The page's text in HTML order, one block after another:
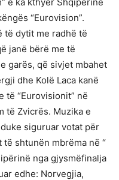
“Eurovision”.
të dytit me radhë të
janë bërë me të
garës, që sivjet mbahet
dhe Kolë Laca kanë
të “Eurovisionit” në
të Zvicrës. Muzika e
siguruar votat për
shtunën mbrëma në “
nga gjysmëfinalja
edhe: Norvegjia,